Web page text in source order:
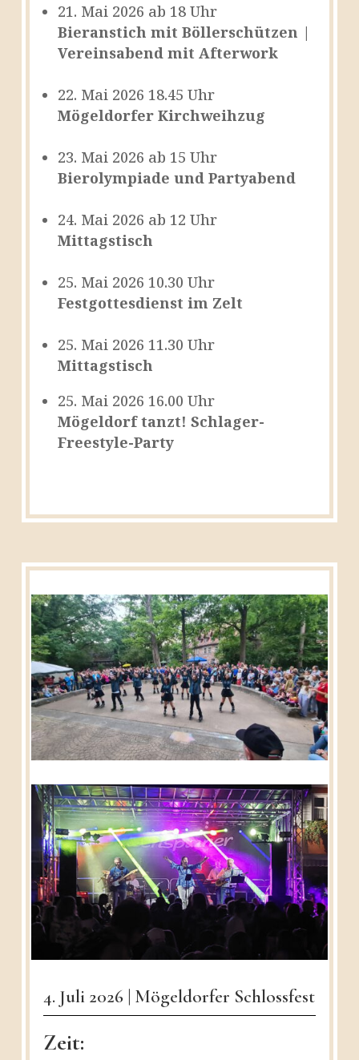
21. Mai 2026 ab 18 Uhr
Bieranstich mit Böllerschützen |
Vereinsabend mit Afterwork
22. Mai 2026 18.45 Uhr
Mögeldorfer Kirchweihzug
23. Mai 2026 ab 15 Uhr
Bierolympiade und Partyabend
24. Mai 2026 ab 12 Uhr
Mittagstisch
25. Mai 2026 10.30 Uhr
Festgottesdienst im Zelt
25. Mai 2026 11.30 Uhr
Mittagstisch
25. Mai 2026 16.00 Uhr
Mögeldorf tanzt! Schlager-
Freestyle-Party
4. Juli 2026 | Mögeldorfer Schlossfest
Zeit: